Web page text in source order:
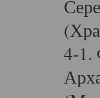
4-1.